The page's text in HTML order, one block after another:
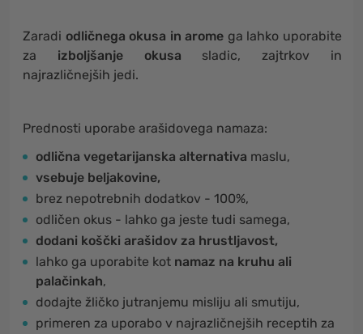
Zaradi odličnega okusa in arome ga lahko uporabite
za izboljšanje okusa sladic, zajtrkov in
najrazličnejših jedi.
Prednosti uporabe arašidovega namaza:
odlična vegetarijanska alternativa maslu,
vsebuje beljakovine,
brez nepotrebnih dodatkov - 100%,
odličen okus - lahko ga jeste tudi samega,
dodani koščki arašidov za hrustljavost,
lahko ga uporabite kot namaz na kruhu ali
palačinkah,
dodajte žličko jutranjemu misliju ali smutiju,
primeren za uporabo v najrazličnejših receptih za